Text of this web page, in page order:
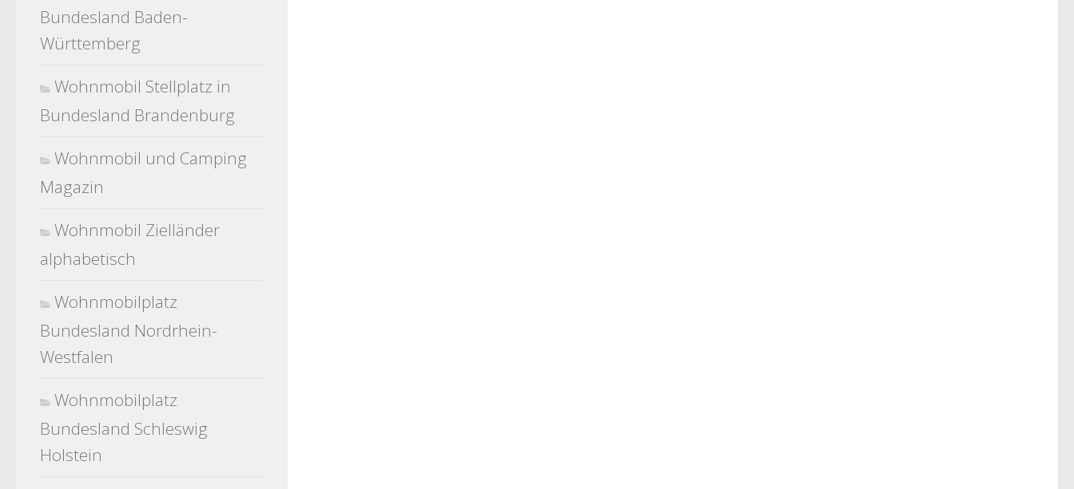
Bundesland Baden-
Württemberg
Wohnmobil Stellplatz in
Bundesland Brandenburg
Wohnmobil und Camping
Magazin
Wohnmobil Zielländer
alphabetisch
Wohnmobilplatz
Bundesland Nordrhein-
Westfalen
Wohnmobilplatz
Bundesland Schleswig
Holstein